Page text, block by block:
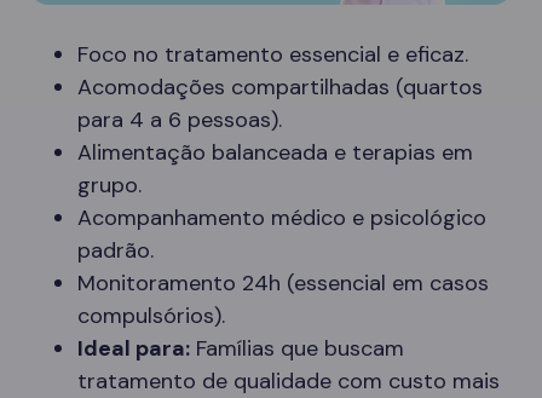
Foco no tratamento essencial e eficaz.
Acomodações compartilhadas (quartos
para 4 a 6 pessoas).
Alimentação balanceada e terapias em
grupo.
Acompanhamento médico e psicológico
padrão.
Monitoramento 24h (essencial em casos
compulsórios).
Ideal para: Famílias que buscam
tratamento de qualidade com custo mais